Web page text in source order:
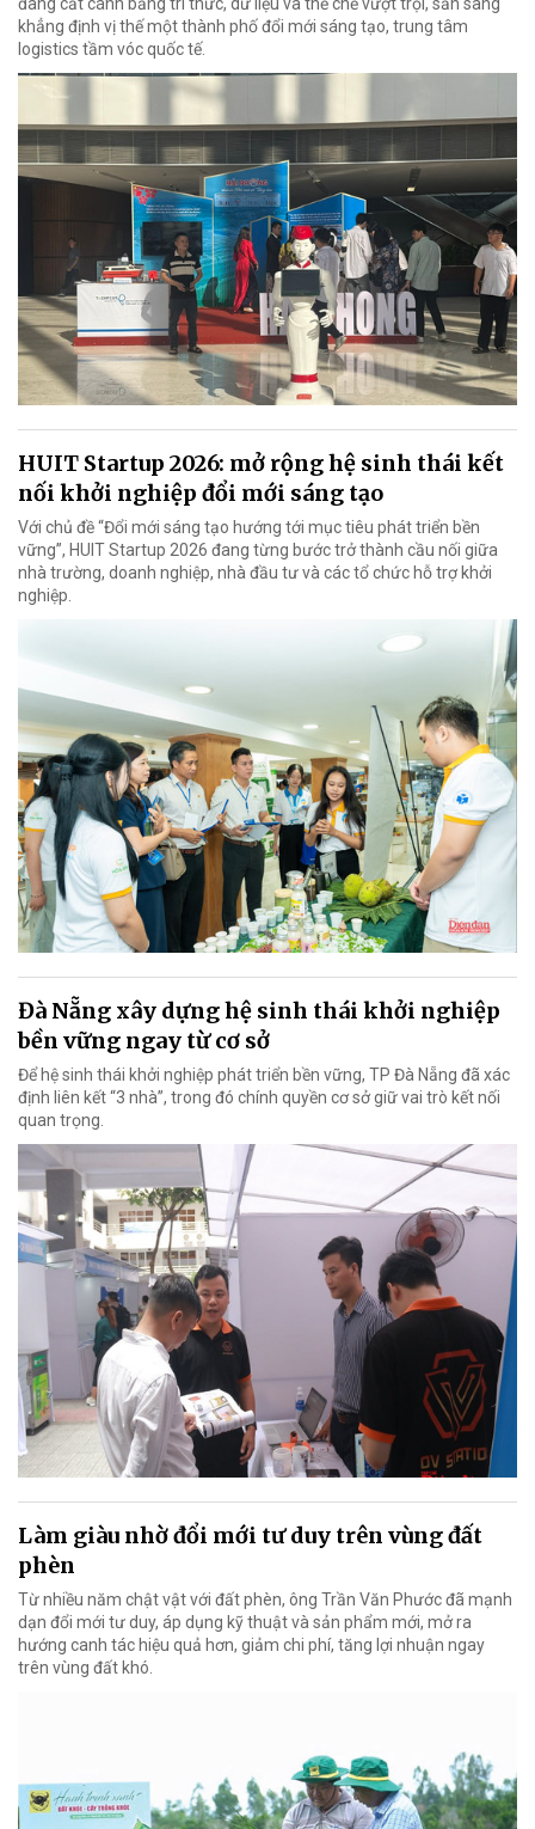
khẳng định vị thế một thành phố đổi mới sáng tạo, trung tâm
logistics tầm vóc quốc tế.
HUIT Startup 2026: mở rộng hệ sinh thái kết
nối khởi nghiệp đổi mới sáng tạo
Với chủ đề “Đổi mới sáng tạo hướng tới mục tiêu phát triển bền
vững”, HUIT Startup 2026 đang từng bước trở thành cầu nối giữa
nhà trường, doanh nghiệp, nhà đầu tư và các tổ chức hỗ trợ khởi
nghiệp.
Đà Nẵng xây dựng hệ sinh thái khởi nghiệp
bền vững ngay từ cơ sở
Để hệ sinh thái khởi nghiệp phát triển bền vững, TP Đà Nẵng đã xác
định liên kết “3 nhà”, trong đó chính quyền cơ sở giữ vai trò kết nối
quan trọng.
Làm giàu nhờ đổi mới tư duy trên vùng đất
phèn
Từ nhiều năm chật vật với đất phèn, ông Trần Văn Phước đã mạnh
dạn đổi mới tư duy, áp dụng kỹ thuật và sản phẩm mới, mở ra
hướng canh tác hiệu quả hơn, giảm chi phí, tăng lợi nhuận ngay
trên vùng đất khó.